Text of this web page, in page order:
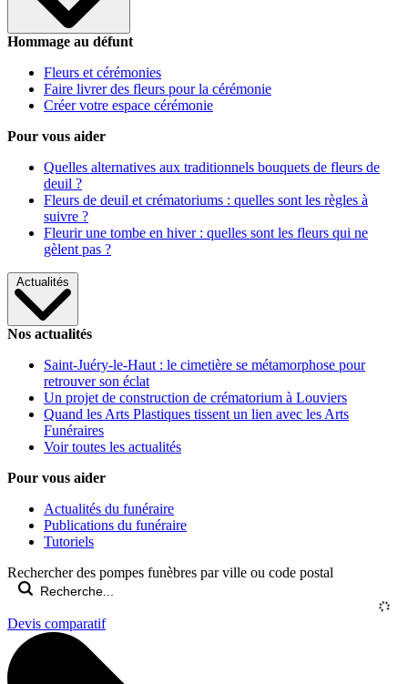
Hommage au défunt
Fleurs et cérémonies
Faire livrer des fleurs pour la cérémonie
Créer votre espace cérémonie
Pour vous aider
Quelles alternatives aux traditionnels bouquets de fleurs de
deuil ?
Fleurs de deuil et crématoriums : quelles sont les règles à
suivre ?
Fleurir une tombe en hiver : quelles sont les fleurs qui ne
gèlent pas ?
Actualités
Nos actualités
Saint-Juéry-le-Haut : le cimetière se métamorphose pour
retrouver son éclat
Un projet de construction de crématorium à Louviers
Quand les Arts Plastiques tissent un lien avec les Arts
Funéraires
Voir toutes les actualités
Pour vous aider
Actualités du funéraire
Publications du funéraire
Tutoriels
Rechercher des pompes funèbres par ville ou code postal
Devis comparatif